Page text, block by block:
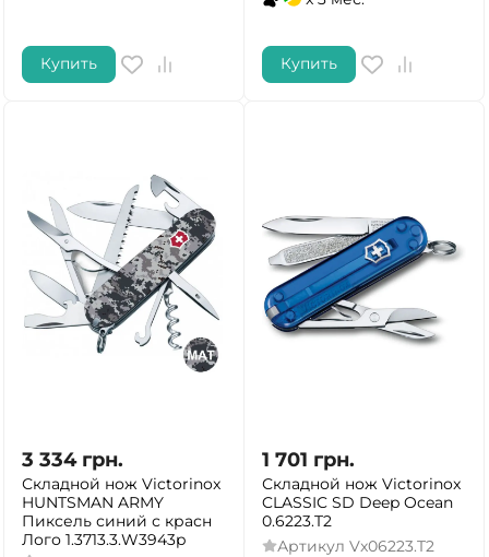
Купить Купить
3 334 грн.
Складной нож Victorinox
HUNTSMAN ARMY
Пиксель синий с красн
Лого 1.3713.3.W3943p
1 701 грн.
Складной нож Victorinox
CLASSIC SD Deep Ocean
0.6223.T2
Артикул Vx06223.T2